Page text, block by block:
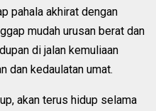
pahala akhirat dengan
mudah urusan berat dan
di jalan kemuliaan
dan kedaulatan umat.
akan terus hidup selama